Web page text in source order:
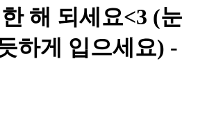
해 되세요<3 (눈
하게 입으세요) -